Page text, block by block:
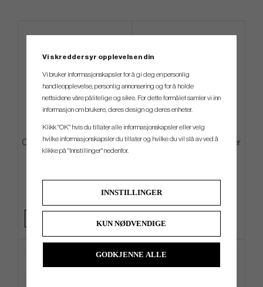
Odyssey Alignment Stick Cover
kr 240kr 320
Callaway Tour Towel -23 - Silver
kr 200kr 312
Vi skreddersyr opplevelsen din
Vi bruker informasjonskapsler for å gi deg en personlig
handleopplevelse, personlig annonsering og for å holde
nettsidene våre pålitelige og sikre. For dette formålet samler vi inn
informasjon om brukere, deres design og deres enheter.
Klikk "OK" hvis du tillater alle informasjonskapsler eller velg
hvilke informasjonskapsler du tillater og hvilke du vil slå av ved å
klikke på "Innstillinger" nedenfor.
INNSTILLINGER
KUN NØDVENDIGE
GODKJENNE ALLE